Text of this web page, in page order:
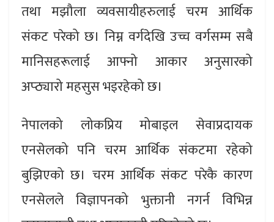
तथा मझौला व्यवसायीहरुलाई चरम आर्थिक
संकट परेको छ। निम्न वर्गदेखि उच्च वर्गसम्म सबै
मानिसहरूलाई आफ्नो आकार अनुसारको
अप्ठ्यारो महसुस भइरहेको छ।
नेपालको लोकप्रिय मोबाइल सेवाप्रदायक
एनसेलको पनि चरम आर्थिक संकटमा रहेको
बुझिएको छ। चरम आर्थिक संकट परेकै कारण
एनसेलले विज्ञापनको भुक्तानी नगर्न विभिन्न